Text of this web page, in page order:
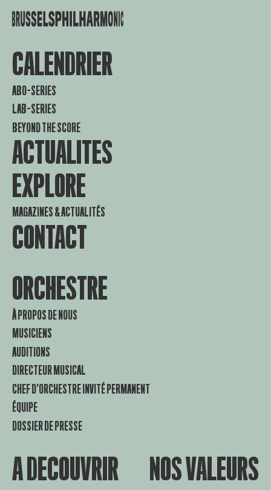
CALENDRIER
ABO-SERIES
LAB-SERIES
BEYOND THE SCORE
ACTUALITES
EXPLORE
MAGAZINES & ACTUALITÉS
CONTACT
ORCHESTRE
À PROPOS DE NOUS
MUSICIENS
AUDITIONS
DIRECTEUR MUSICAL
CHEF D’ORCHESTRE INVITÉ PERMANENT
ÉQUIPE
DOSSIER DE PRESSE
A DECOUVRIR NOS VALEURS